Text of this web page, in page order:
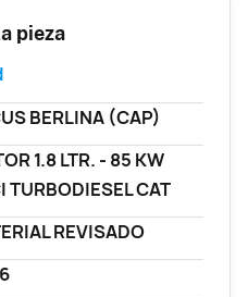
pieza
BERLINA (CAP)
1.8 LTR. - 85 KW
TURBODIESEL CAT
REVISADO